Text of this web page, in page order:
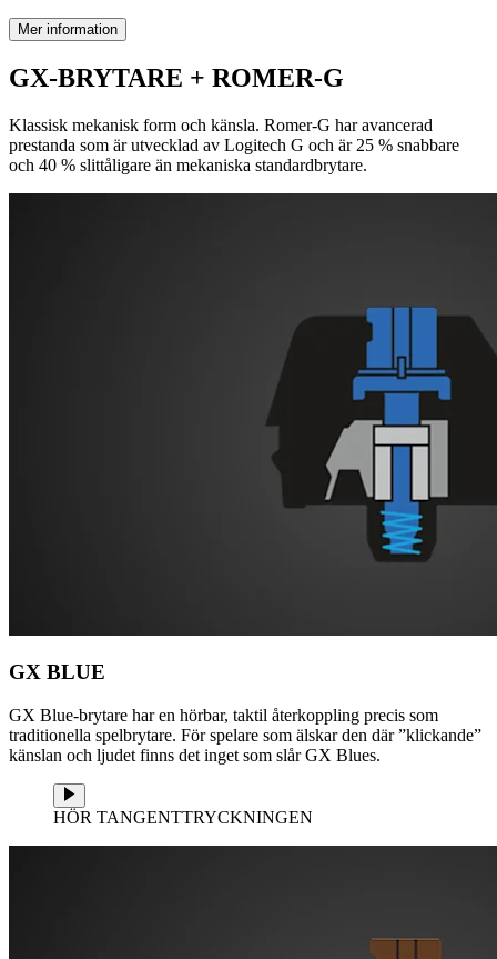
Mer information
GX-BRYTARE + ROMER-G
Klassisk mekanisk form och känsla. Romer-G har avancerad
prestanda som är utvecklad av Logitech G och är 25 % snabbare
och 40 % slittåligare än mekaniska standardbrytare.
GX BLUE
GX Blue-brytare har en hörbar, taktil återkoppling precis som
traditionella spelbrytare. För spelare som älskar den där ”klickande”
känslan och ljudet finns det inget som slår GX Blues.
HÖR TANGENTTRYCKNINGEN